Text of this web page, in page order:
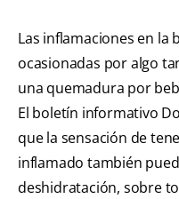
Las inflamaciones en la
ocasionadas por algo
una quemadura por
El boletín informativo
que la sensación de
inflamado también
deshidratación, sobre